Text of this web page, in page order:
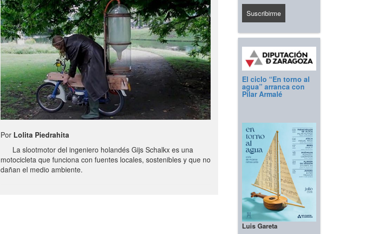
Por Lolita Piedrahita
La slootmotor del ingeniero holandés Gijs Schalkx es una
motocicleta que funciona con fuentes locales, sostenibles y que no
dañan el medio ambiente.
El ciclo “En torno al
agua” arranca con
Pilar Armalé
Luis Gareta